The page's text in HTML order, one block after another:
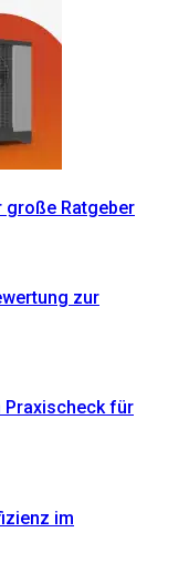
große Ratgeber
zur
Praxischeck für
im